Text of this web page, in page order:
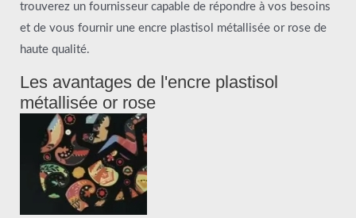
trouverez un fournisseur capable de répondre à vos besoins
et de vous fournir une encre plastisol métallisée or rose de
haute qualité.
Les avantages de l'encre plastisol
métallisée or rose